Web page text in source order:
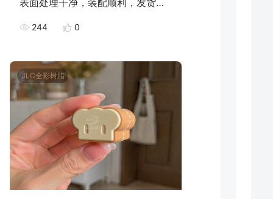
表面处理干净，装配顺利，发货速
244 0
JLC全彩树脂